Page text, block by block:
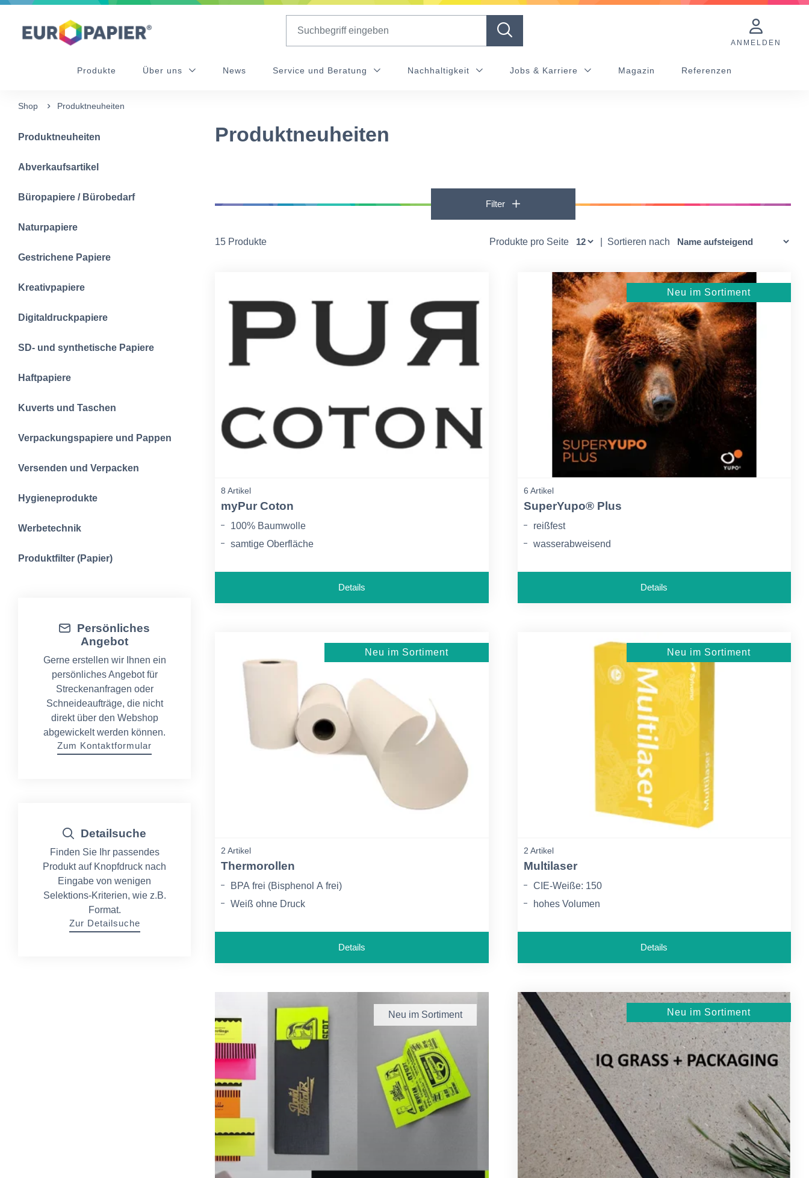
Table Of Content
ANMELDEN
Produkte Über uns News Service und Beratung Nachhaltigkeit Jobs & Karriere Magazin Referenzen
Shop Produktneuheiten
Produktneuheiten
Abverkaufsartikel
Büropapiere / Bürobedarf
Naturpapiere
Gestrichene Papiere
Kreativpapiere
Digitaldruckpapiere
SD- und synthetische Papiere
Haftpapiere
Kuverts und Taschen
Verpackungspapiere und Pappen
Versenden und Verpacken
Hygieneprodukte
Werbetechnik
Produktfilter (Papier)
Persönliches
Angebot
Gerne erstellen wir Ihnen ein
persönliches Angebot für
Streckenanfragen oder
Schneideaufträge, die nicht
direkt über den Webshop
abgewickelt werden können.
Zum Kontaktformular
Detailsuche
Finden Sie Ihr passendes
Produkt auf Knopfdruck nach
Eingabe von wenigen
Selektions-Kriterien, wie z.B.
Format.
Zur Detailsuche
Produktneuheiten
Filter
15 Produkte Produkte pro Seite Sortieren nach
8 Artikel
myPur Coton
100% Baumwolle
samtige Oberfläche
Details
Neu im Sortiment
6 Artikel
SuperYupo® Plus
reißfest
wasserabweisend
Details
Neu im Sortiment
2 Artikel
Thermorollen
BPA frei (Bisphenol A frei)
Weiß ohne Druck
Details
Neu im Sortiment
2 Artikel
Multilaser
CIE-Weiße: 150
hohes Volumen
Details
Neu im Sortiment Neu im Sortiment